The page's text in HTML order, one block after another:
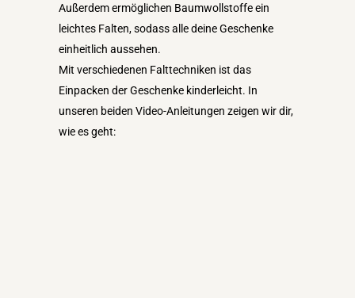
Außerdem ermöglichen Baumwollstoffe ein
leichtes Falten, sodass alle deine Geschenke
einheitlich aussehen.
Mit verschiedenen Falttechniken ist das
Einpacken der Geschenke kinderleicht. In
unseren beiden Video-Anleitungen zeigen wir dir,
wie es geht: